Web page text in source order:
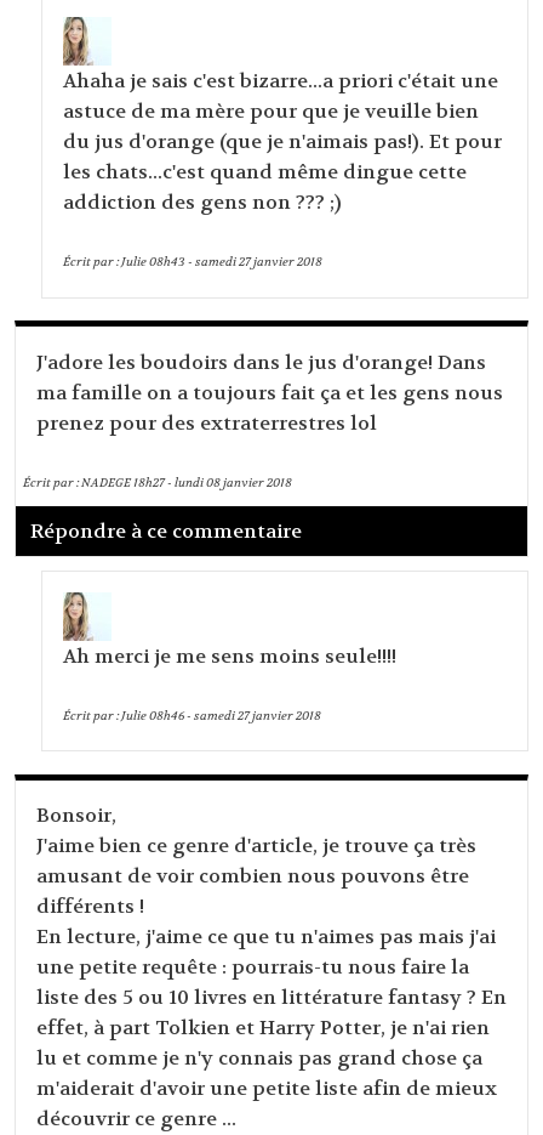
Ahaha je sais c'est bizarre...a priori c'était une
astuce de ma mère pour que je veuille bien
du jus d'orange (que je n'aimais pas!). Et pour
les chats...c'est quand même dingue cette
addiction des gens non ??? ;)
Écrit par :Julie08h43 - samedi 27janvier 2018
J'adore les boudoirs dans le jus d'orange! Dans
ma famille on a toujours fait ça et les gens nous
prenez pour des extraterrestres lol
Écrit par :NADEGE 18h27-lundi 08janvier 2018
Répondre à ce commentaire
Ah merci je me sens moins seule!!!!
Écrit par :Julie08h46- samedi 27janvier 2018
Bonsoir,
J'aime bien ce genre d'article, je trouve ça très
amusant de voir combien nous pouvons être
différents !
En lecture, j'aime ce que tu n'aimes pas mais j'ai
une petite requête : pourrais-tu nous faire la
liste des 5 ou 10 livres en littérature fantasy ? En
effet, à part Tolkien et Harry Potter, je n'ai rien
lu et comme je n'y connais pas grand chose ça
m'aiderait d'avoir une petite liste afin de mieux
découvrir ce genre ...